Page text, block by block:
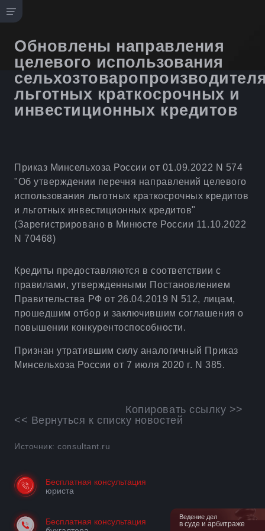
Обновлены направления
целевого использования
льготных краткосрочных и
инвестиционных кредитов
Приказ Минсельхоза России от 01.09.2022 N 574
"Об утверждении перечня направлений целевого
использования льготных краткосрочных кредитов
и льготных инвестиционных кредитов"
(Зарегистрировано в Минюсте России 11.10.2022
N 70468)
Кредиты предоставляются в соответствии с
правилами, утвержденными Постановлением
Правительства РФ от 26.04.2019 N 512, лицам,
прошедшим отбор и заключившим соглашения о
повышении конкурентоспособности.
Признан утратившим силу аналогичный Приказ
Минсельхоза России от 7 июля 2020 г. N 385.
Копировать ссылку >>
<< Вернуться к списку новостей
Источник: consultant.ru
Бесплатная консультация
юриста
Бесплатная консультация
Ведение дел
в суде и арбитраже